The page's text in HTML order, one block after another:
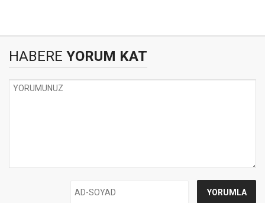
HABERE YORUM KAT